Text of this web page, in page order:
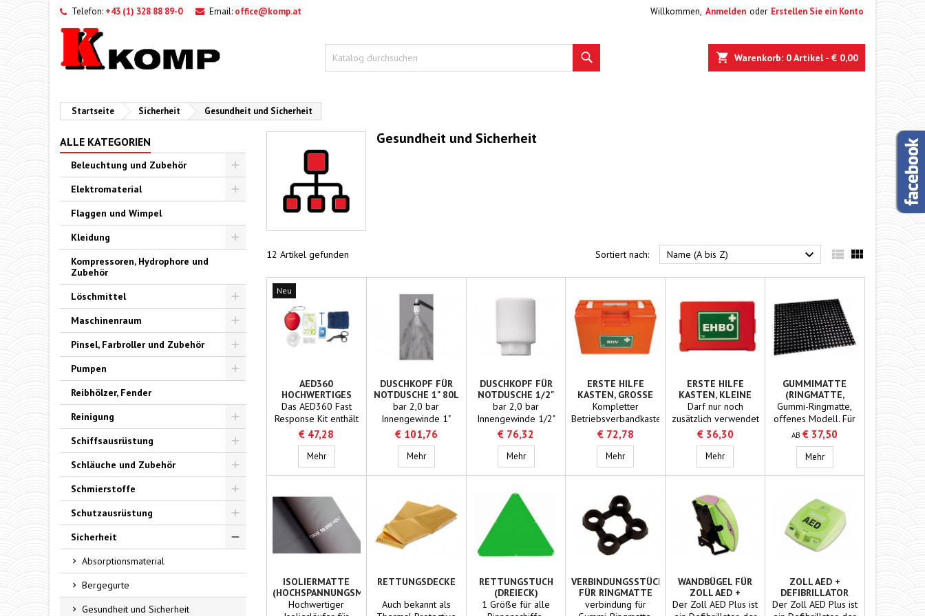
Telefon: +43 (1) 328 88 89-0 Email: office@komp.at Willkommen, Anmelden oder Erstellen Sie ein Konto
Warenkorb 0Artikel - € 0,00
Startseite Sicherheit Gesundheit und Sicherheit
ALLE KATEGORIEN
Beleuchtung und Zubehör
Toggle
Elektromaterial
Toggle
Flaggen und Wimpel
Kleidung
Toggle
Kompressoren, Hydrophore und
Zubehör
Löschmittel
Toggle
Maschinenraum
Toggle
Pinsel, Farbroller und Zubehör
Pumpen
Toggle
Reibhölzer, Fender
Reinigung
Toggle
Schiffsausrüstung
Schläuche und Zubehör
Schmierstoffe
Toggle
Schutzausrüstung
Toggle
Sicherheit
Toggle
Absorptionsmaterial
Bergegurte
Gesundheit und Sicherheit
Gesundheit und Sicherheit
12 Artikel gefunden Sortiert nach: Name (A bis Z)   
Neu
AED360
HOCHWERTIGES
FAST RESPONSE
KIT
Das AED360 Fast
Response Kit enthält
alles Wesentliche,
um im Notfall schnell
und effektiv mit
einem AED zu
wichtigsten
Hilfsmittel, die bei
der Anwendung
eines AED
erforderlich sein
den Einsatz in
Notfallsituationen,
um eine schnelle
€ 47,28
MehrAED360 Hochwertiges Fast Response Kit
DUSCHKOPF FÜR
NOTDUSCHE 1" 80L
PRO MINUTE
bar 2,0 bar
Innengewinde 1"
Durchmesser 50 mm
Liter pro Minute 80 L
Material Delrin
Beschreibung
€ 101,76
MehrDuschkopf für Notdusche 1" 80L pro Minute
DUSCHKOPF FÜR
NOTDUSCHE 1/2"
60L PRO MINUTE
bar 2,0 bar
Innengewinde 1/2"
Durchmesser 30 mm
Liter pro Minute 60 L
Material Delrin
Beschreibung
Körperdusche
€ 76,32
MehrDuschkopf für Notdusche 1/2" 60L pro Minute
ERSTE HILFE
KASTEN, GROSSE A
USFÜHRUNG
Kompletter
Betriebsverbandkasten
mit 3 einzelnen
Modulen, die
unabhängig
voneinander
ausgetauscht werden
können. Entspricht
den Anforderungen
des Oranje Kruis.
Komplett mit
Wandhalterung.
12 cm
€ 72,78
MehrErste Hilfe Kasten, große Ausführung
ERSTE HILFE
KASTEN, KLEINE
AUSFÜHRUNG
Darf nur noch
zusätzlich verwendet
werden, entspricht
nicht mehr den
Anforderungen.
Komplett mit
€ 36,30
MehrErste Hilfe Kasten, kleine Ausführung
GUMMIMATTE
(RINGMATTE,
RUTSCHFEST)
Gummi-Ringmatte,
offenes Modell. Für
eine gute
Wasserableitung an
der Unterseite mit
Noppen versehen.
AB€ 37,50
MehrGummimatte (Ringmatte,
ISOLIERMATTE
(HOCHSPANNUNGSMATTE)
Hochwertiger
RETTUNGSDECKE
Auch bekannt als
RETTUNGSTUCH
(DREIECK)
1 Größe für alle
VERBINDUNGSSTÜCK
FÜR RINGMATTE
verbindung für
WANDBÜGEL FÜR
ZOLL AED +
Der Zoll AED Plus ist
ZOLL AED +
DEFIBRILLATOR
(HALBAUTOMATIK)
Der Zoll AED Plus ist